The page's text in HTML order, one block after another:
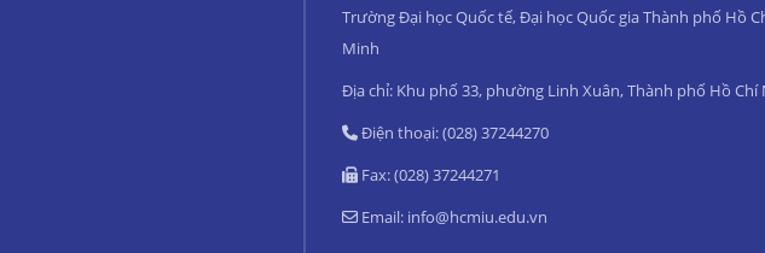
Trường Đại học Quốc tế, Đại học Quốc gia Thành phố Hồ
Minh
Địa chỉ: Khu phố 33, phường Linh Xuân, Thành phố Hồ Chí
Điện thoại: (028) 37244270
Fax: (028) 37244271
Email: info@hcmiu.edu.vn